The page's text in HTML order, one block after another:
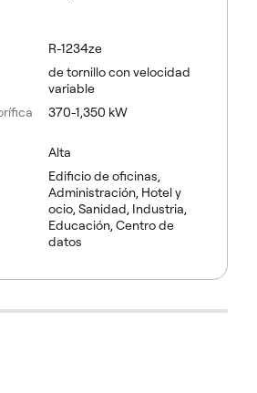
R-1234ze
de tornillo con velocidad
variable
370-1,350 kW
Alta
Edificio de oficinas,
Administración, Hotel y
ocio, Sanidad, Industria,
Educación, Centro de
datos